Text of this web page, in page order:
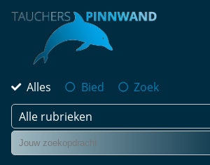
Alles Bied
Zoek
Alle rubrieken